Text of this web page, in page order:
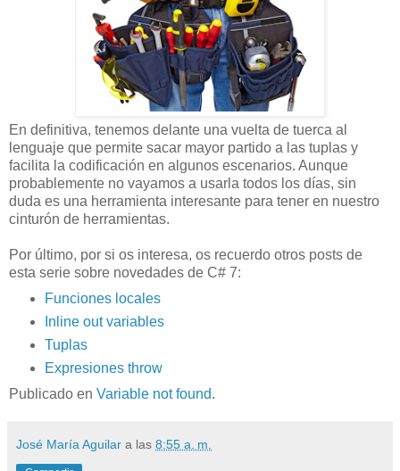
En definitiva, tenemos delante una vuelta de tuerca al
lenguaje que permite sacar mayor partido a las tuplas y
facilita la codificación en algunos escenarios. Aunque
probablemente no vayamos a usarla todos los días, sin
duda es una herramienta interesante para tener en nuestro
cinturón de herramientas.
Por último, por si os interesa, os recuerdo otros posts de
esta serie sobre novedades de C# 7:
Funciones locales
Inline out variables
Tuplas
Expresiones throw
Publicado en Variable not found.
José María Aguilar a las 8:55 a. m.